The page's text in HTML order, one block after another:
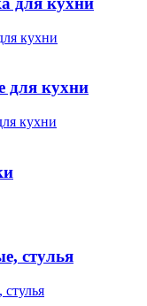
для кухни
стулья